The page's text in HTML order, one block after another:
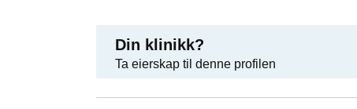
Din klinikk?
Ta eierskap til denne profilen